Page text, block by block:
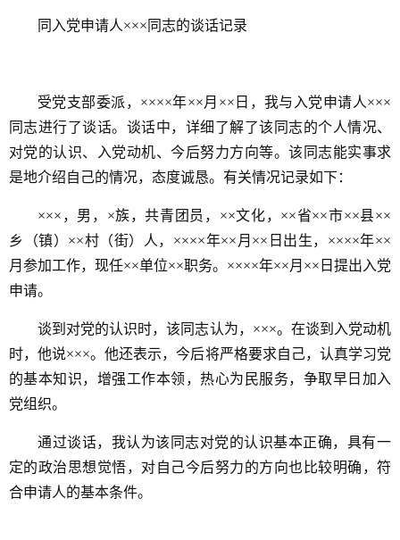
同入党申请人×××同志的谈话记录
受党支部委派，××××年××月××日，我与入党申请人×××
同志进行了谈话。谈话中，详细了解了该同志的个人情况、
对党的认识、入党动机、今后努力方向等。该同志能实事求
是地介绍自己的情况，态度诚恳。有关情况记录如下：
×××，男，×族，共青团员，××文化，××省××市××县××
乡（镇）××村（街）人，××××年××月××日出生，××××年××
月参加工作，现任××单位××职务。××××年××月××日提出入党
申请。
谈到对党的认识时，该同志认为，×××。在谈到入党动机
时，他说×××。他还表示，今后将严格要求自己，认真学习党
的基本知识，增强工作本领，热心为民服务，争取早日加入
党组织。
通过谈话，我认为该同志对党的认识基本正确，具有一
定的政治思想觉悟，对自己今后努力的方向也比较明确，符
合申请人的基本条件。